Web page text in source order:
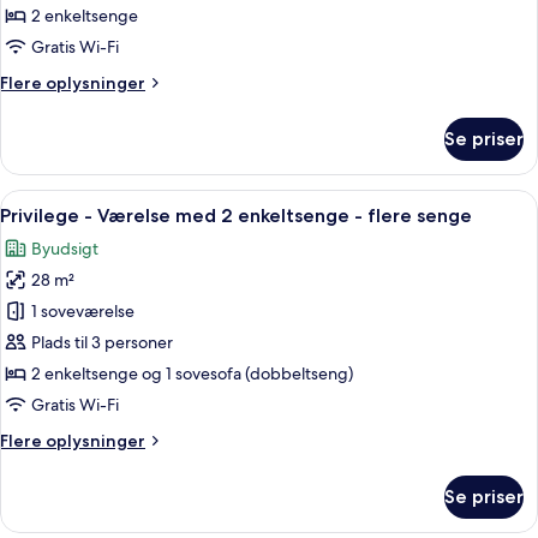
-
2
2 enkeltsenge
Gratis Wi-Fi
Flere oplysninger
Flere
værelse
2
enkeltsenge
Se priser
Indlæs
alle
billeder
af
Privilege
-
Værelse
med
enkeltsenge
Et hotelværelse med to senge, et
9
Privilege - Værelse med 2 enkeltsenge - flere senge
Byudsigt
28 m²
1 soveværelse
Plads til 3 personer
2 enkeltsenge og 1 sovesofa (dobbeltseng)
Gratis Wi-Fi
Flere oplysninger
Flere
-
Se priser